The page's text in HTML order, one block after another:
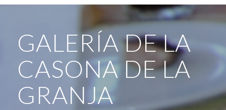
GALERÍA DE LA
CASONA DE LA
GRANJA